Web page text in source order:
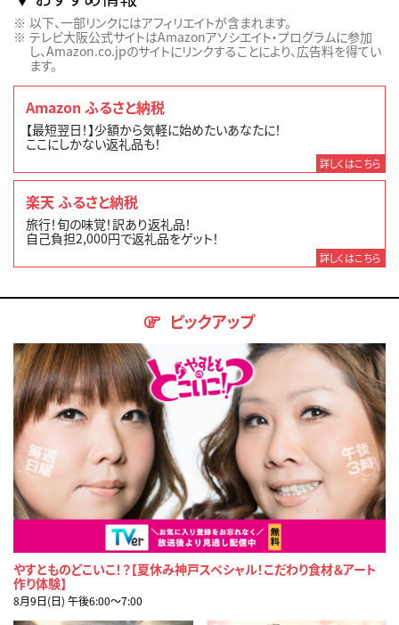
以下、一部リンクにはアフィリエイトが含まれます。
テレビ大阪公式サイトはAmazonアソシエイト・プログラムに参加
し、Amazon.co.jpのサイトにリンクすることにより、広告料を得てい
ます。
Amazon ふるさと納税
【最短翌日！】少額から気軽に始めたいあなたに！
ここにしかない返礼品も！
詳しくはこちら
楽天 ふるさと納税
旅行！旬の味覚！訳あり返礼品！
自己負担2,000円で返礼品をゲット！
詳しくはこちら
ピックアップ
やすとものどこいこ！？【夏休み神戸スペシャル！こだわり食材＆アート
作り体験】
8月9日(日) 午後6:00〜7:00